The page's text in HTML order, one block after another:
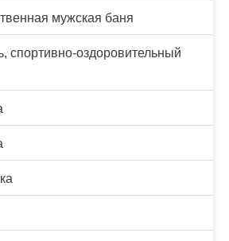
мужская баня
спортивно-оздоровительный